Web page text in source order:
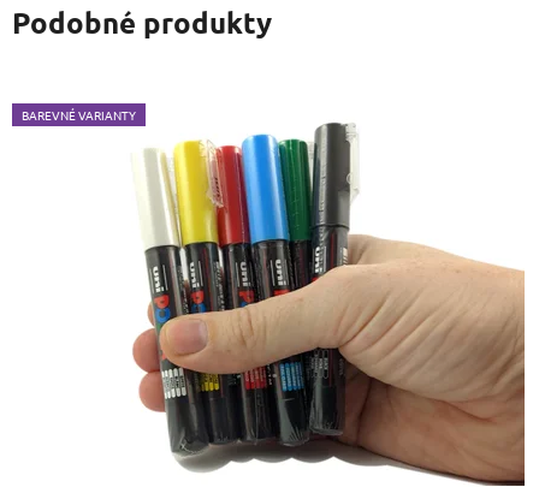
Podobné produkty
BAREVNÉ VARIANTY